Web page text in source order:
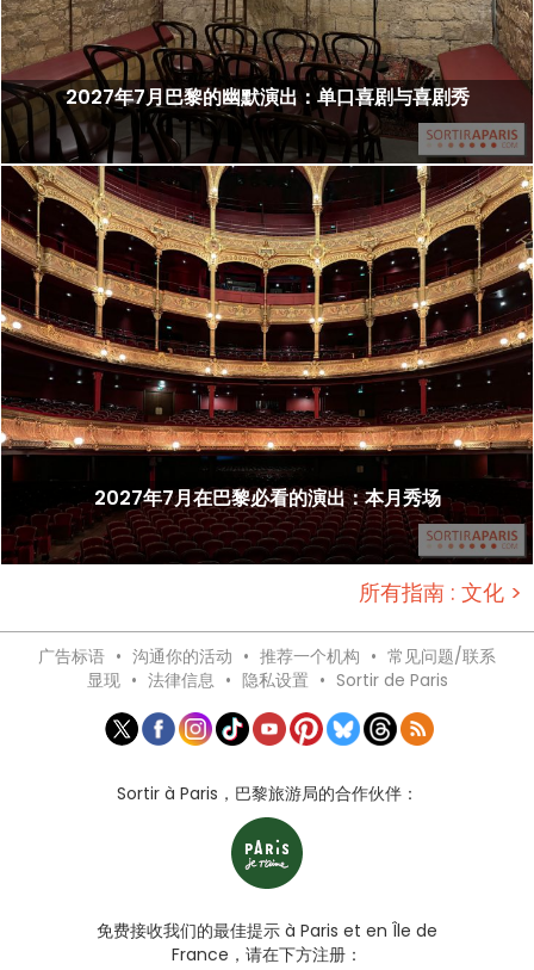
2027年7月巴黎的幽默演出：单口喜剧与喜剧秀
2027年7月在巴黎必看的演出：本月秀场
所有指南 : 文化 >
广告标语 • 沟通你的活动 • 推荐一个机构 • 常见问题/联系
显现 • 法律信息 • 隐私设置 • Sortir de Paris
Sortir à Paris，巴黎旅游局的合作伙伴：
免费接收我们的最佳提示 à Paris et en Île de
France，请在下方注册：